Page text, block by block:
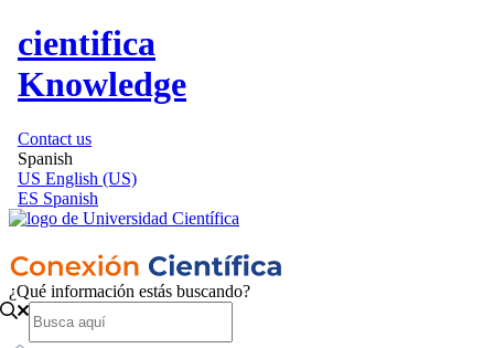
cientifica
Knowledge
Contact us
Spanish
US English (US)
ES Spanish
¿Qué información estás buscando?